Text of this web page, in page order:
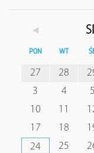
◄
PON WT
27 28
3
4 5
10
11
17
18
24
25